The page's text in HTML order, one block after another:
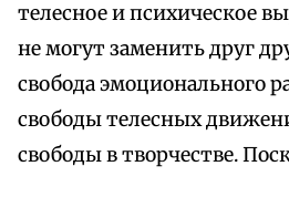
телесное и психическое
не могут заменить друг
свобода эмоционального
свободы телесных
свободы в творчестве.